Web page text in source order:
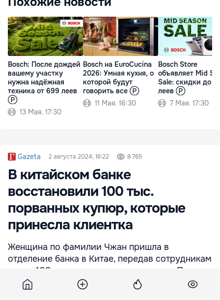
Bosch: После дождей
вашему участку
нужна надёжная
техника от 699 леев
Ⓟ
13 Мая. 17:30
Bosch на EuroCucina
2026: Умная кухня, о
которой будут
говорить все Ⓟ
11 Мая. 16:30
Bosch Store
объявляет Mid
Sale: скидки до
леев Ⓟ
7 Мая. 17:30
Gazeta 2 августа 2024, 16:22 8 765
В китайском банке
восстановили 100 тыс.
порванных купюр, которые
принесла клиентка
Женщина по фамилии Чжан пришла в
отделение банка в Китае, передав сотрудникам
около 100 тысяч поврежденных купюр. По
словам клиентки, у ее невестки была